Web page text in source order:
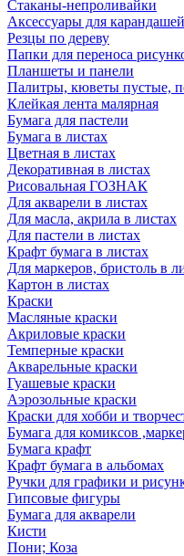
Стаканы-непроливайки
Аксессуары для
Резцы по дереву
Папки для переноса
Планшеты и панели
Палитры, кюветы пустые,
Клейкая лента малярная
Бумага для пастели
Бумага в листах
Цветная в листах
Декоративная в листах
Рисовальная ГОЗНАК
Для акварели в листах
Для масла, акрила в листах
Для пастели в листах
Крафт бумага в листах
Для маркеров, бристоль в
Картон в листах
Краски
Масляные краски
Акриловые краски
Темперные краски
Акварельные краски
Гуашевые краски
Аэрозольные краски
Краски для хобби и
Бумага для комиксов
Бумага крафт
Крафт бумага в альбомах
Ручки для графики и
Гипсовые фигуры
Бумага для акварели
Кисти
Пони; Коза